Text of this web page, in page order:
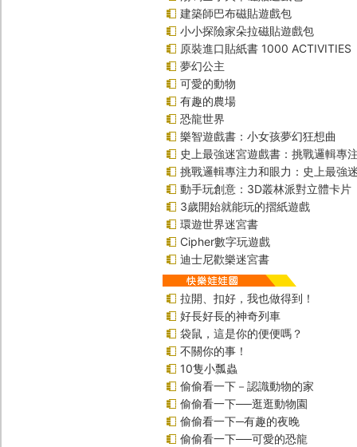
建築師巴布磁貼遊戲包
小小探險家朵拉磁貼遊戲包
原裝進口貼紙書 1000 ACTIVITIES
夢幻公主
可愛的動物
有趣的農場
恐龍世界
樂智遊戲書：小女孩夢幻狂想曲
史上最強迷宮遊戲書：挑戰邏輯專
挑戰邏輯專注力和眼力：史上最強
動手玩創意：3D叢林派對立體卡片
3歲開始就能玩的摺紙遊戲
環遊世界迷宮書
Cipher數字玩遊戲
迪士尼歡樂迷宮書
拉開、扣好，我也做得到！
好長好長的神奇列車
袋鼠，這是你的便便嗎？
不關你的事！
10隻小瓢蟲
偷偷看一下－認識動物的家
偷偷看一下──逛逛動物園
偷偷看一下─有趣的夜晚
偷偷看一下──可愛的恐龍